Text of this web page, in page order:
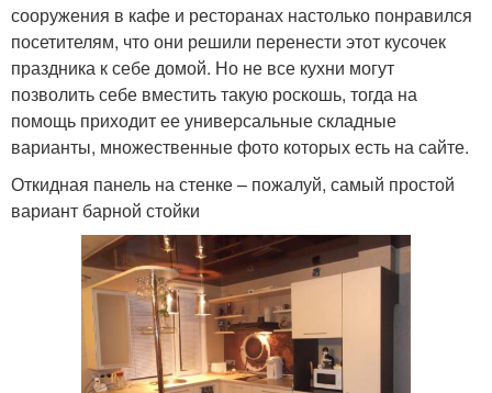
сооружения в кафе и ресторанах настолько понравился
посетителям, что они решили перенести этот кусочек
праздника к себе домой. Но не все кухни могут
позволить себе вместить такую роскошь, тогда на
помощь приходит ее универсальные складные
варианты, множественные фото которых есть на сайте.
Откидная панель на стенке – пожалуй, самый простой
вариант барной стойки